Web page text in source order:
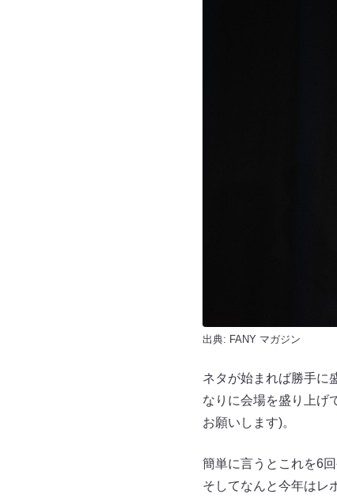
出典: FANY マガジン
ネタが始まれば勝手に
なりに会場を盛り上げ
お願いします)。
簡単に言うとこれを6
そしてなんと今年はレ